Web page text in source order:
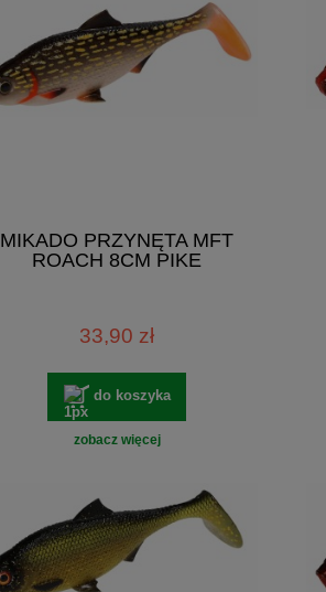
MIKADO PRZYNĘTA MFT
ROACH 8CM PIKE
33,90 zł
do koszyka
zobacz więcej